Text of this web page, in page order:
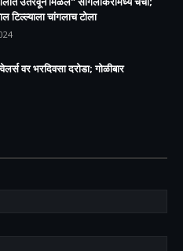
टिल्ल्याला चांगलाच टोला
वर भरदिवसा दरोडा; गोळीबार